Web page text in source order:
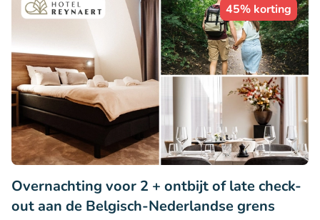
45% korting
Overnachting voor 2 + ontbijt of late check-
out aan de Belgisch-Nederlandse grens